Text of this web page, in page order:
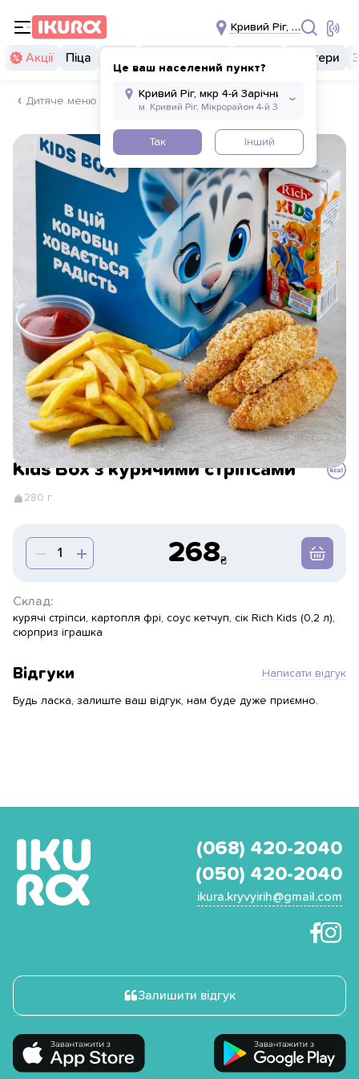
Кривий Ріг, мкр 4-й
Це ваш населений пункт?
Так Інший
Акції Піца Бургери
Дитяче меню
Kids Box з курячими стріпсами
280 г
268
Склад:
курячі стріпси, картопля фрі, соус кетчуп, сік Rich Kids (0,2 л),
сюрприз іграшка
Відгуки Написати відгук
Будь ласка, залиште ваш відгук, нам буде дуже приємно.
(068) 420-2040
(050) 420-2040
ikura.kryvyirih@gmail.com
Залишити відгук